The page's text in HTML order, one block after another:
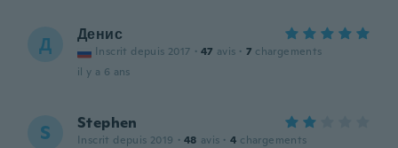
Д Денис
Inscrit depuis 2017 · 47 avis · 7 chargements
il y a 6 ans
S Stephen
Inscrit depuis 2019 · 48 avis · 4 chargements